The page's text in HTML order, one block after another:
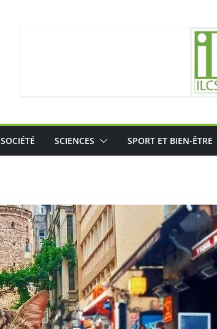
SOCIÉTÉ SCIENCES SPORT ET BIEN-ÊTRE